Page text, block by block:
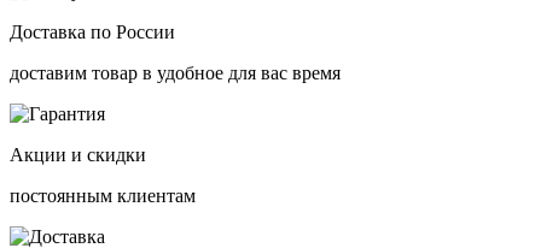
Доставка по России
доставим товар в удобное для вас время
Акции и скидки
постоянным клиентам